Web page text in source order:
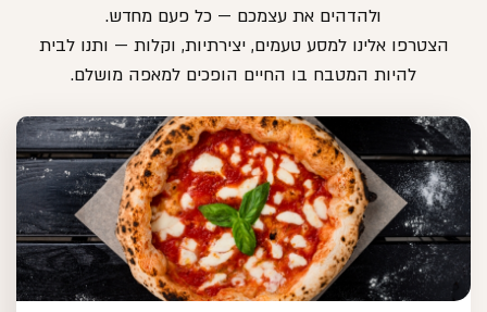
ולהדהים את עצמכם — כל פעם מחדש.
הצטרפו אלינו למסע טעמים, יצירתיות, וקלות — ותנו לבית
להיות המטבח בו החיים הופכים למאפה מושלם.